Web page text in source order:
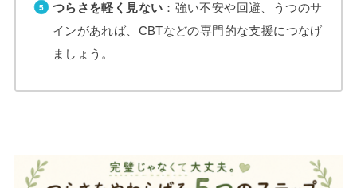
つらさを軽く見ない ：強い不安や回避、うつのサ
インがあれば、CBTなどの専門的な支援につなげ
ましょう。